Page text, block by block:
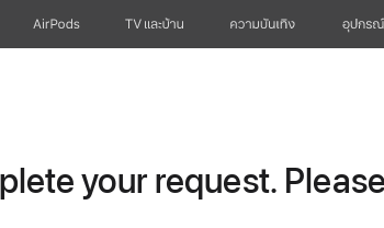
AirPods TV และบ้าน ความบันเทิง อุปกรณ์
your request.